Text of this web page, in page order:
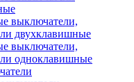
выключатели,
двухклавишные
выключатели,
одноклавишные